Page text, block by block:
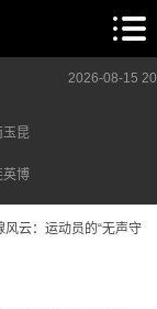
2026-08-15
玉昆
英博
风云：运动员的“无声守